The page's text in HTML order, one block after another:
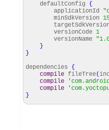
defaultConfig {
applicationId
minSdkVersion
versionCode 1
versionName
}
}
dependencies {
compile fileTree(
compile
compile
}